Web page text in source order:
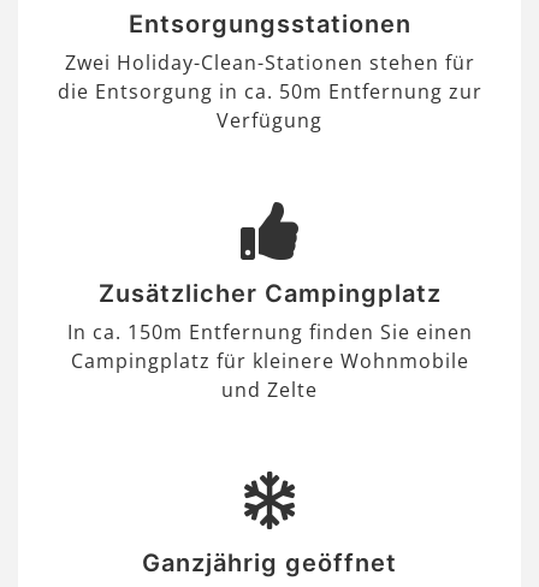
Entsorgungsstationen
Zwei Holiday-Clean-Stationen stehen für
die Entsorgung in ca. 50m Entfernung zur
Verfügung
Zusätzlicher Campingplatz
In ca. 150m Entfernung finden Sie einen
Campingplatz für kleinere Wohnmobile
und Zelte
Ganzjährig geöffnet